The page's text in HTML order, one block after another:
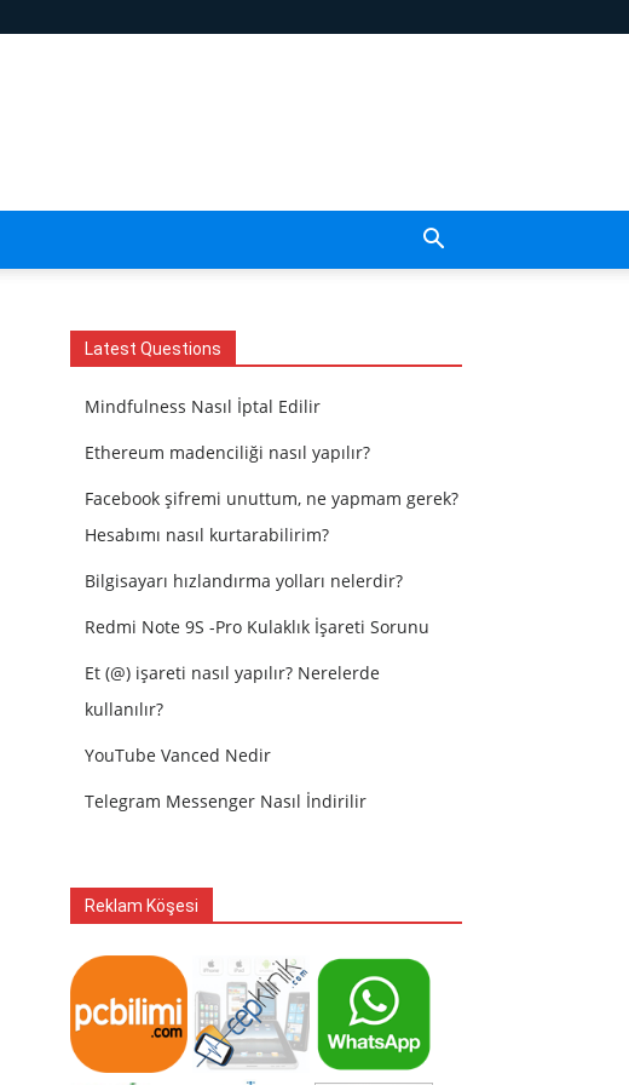
Latest Questions
Mindfulness Nasıl İptal Edilir
Ethereum madenciliği nasıl yapılır?
Facebook şifremi unuttum, ne yapmam gerek?
Hesabımı nasıl kurtarabilirim?
Bilgisayarı hızlandırma yolları nelerdir?
Redmi Note 9S -Pro Kulaklık İşareti Sorunu
Et (@) işareti nasıl yapılır? Nerelerde
kullanılır?
YouTube Vanced Nedir
Telegram Messenger Nasıl İndirilir
Reklam Köşesi